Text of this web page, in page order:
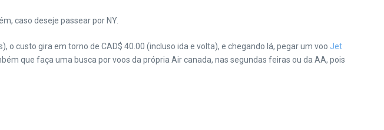
caso deseje passear por NY.
custo gira em torno de CAD$ 40.00 (incluso ida e volta), e chegando lá, pegar um voo Jet
que faça uma busca por voos da própria Air canada, nas segundas feiras ou da AA, pois